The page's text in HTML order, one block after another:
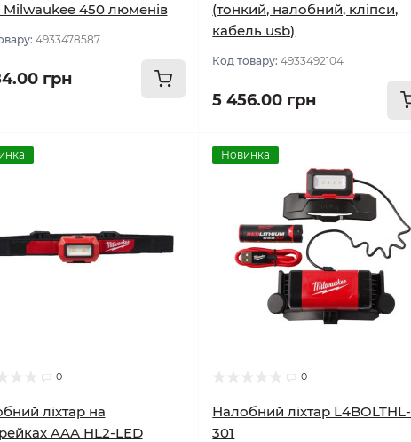
Milwaukee 450 люменів
4933478587
грн
(тонкий, налобний, кліпси,
кабель usb)
Код товару:4933492104
5 456.00 грн
0
ліхтар на
AAA HL2-LED
Новинка
0
Налобний ліхтар L4BOLTHL-
301